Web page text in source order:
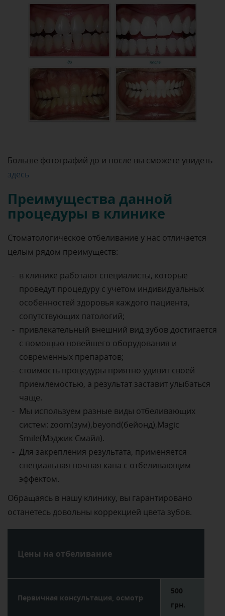
Больше фотографий до и после вы сможете увидеть
здесь
Преимущества данной
процедуры в клинике
Стоматологическое отбеливание у нас отличается
целым рядом преимуществ:
в клинике работают специалисты, которые
проведут процедуру с учетом индивидуальных
особенностей здоровья каждого пациента,
сопутствующих патологий;
привлекательный внешний вид зубов достигается
с помощью новейшего оборудования и
современных препаратов;
стоимость процедуры приятно удивит своей
приемлемостью, а результат заставит улыбаться
чаще.
Мы используем разные виды отбеливающих
систем: zoom(зум),beyond(бейонд),Magic
Smile(Мэджик Смайл).
Для закрепления результата, применяется
специальная ночная капа с отбеливающим
эффектом.
Обращаясь в нашу клинику, вы гарантировано
останетесь довольны коррекцией цвета зубов.
Цены на отбеливание
Первичная консультация, осмотр
500
грн.